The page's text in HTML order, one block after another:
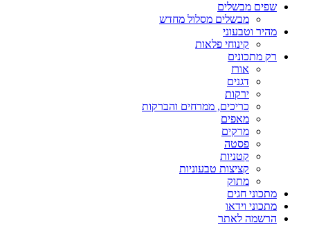
שפים מבשלים
מבשלים מסלול מחדש
מהיר וטבעוני
קינוחי פלאות
רק מתכונים
אורז
דגנים
ירקות
כריכים, ממרחים והברקות
מאפים
מרקים
פסטה
קטניות
קציצות טבעוניות
מתוק
מתכוני חגים
מתכוני וידאו
הרשמה לאתר